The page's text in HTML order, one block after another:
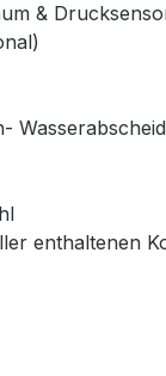
&
enthaltenen